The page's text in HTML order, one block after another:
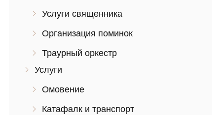
Услуги священника
Организация поминок
Траурный оркестр
Услуги
Омовение
Катафалк и транспорт